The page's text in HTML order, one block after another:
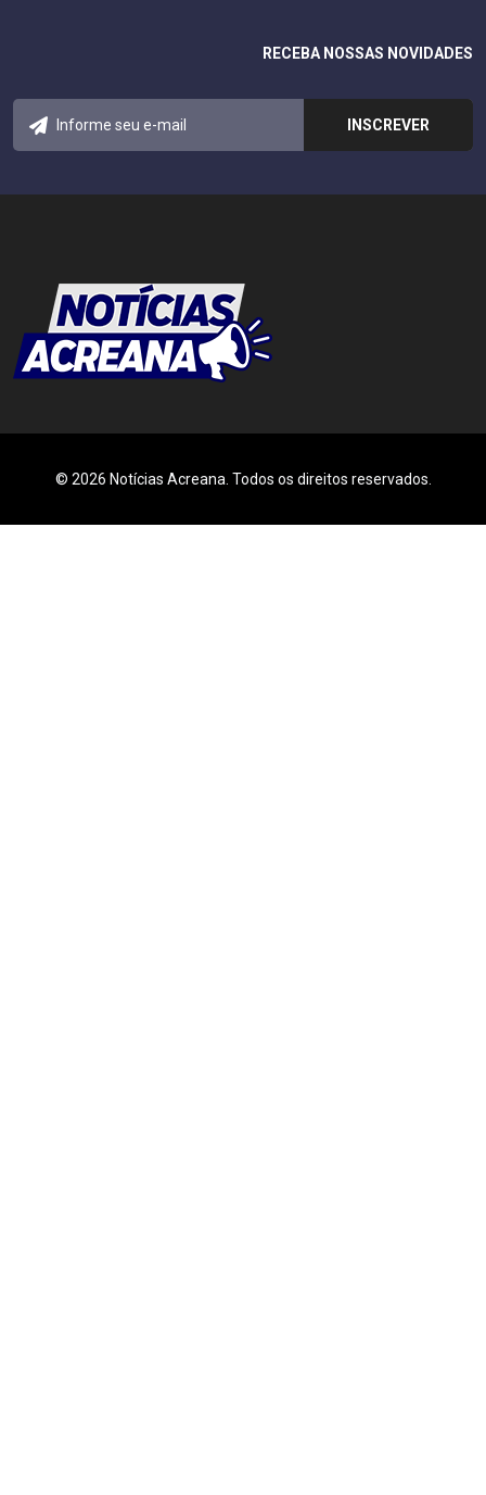
RECEBA NOSSAS NOVIDADES
© 2026 Notícias Acreana. Todos os direitos reservados.